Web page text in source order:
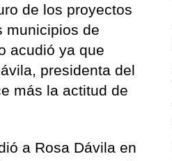
de los proyectos
municipios de
acudió ya que
presidenta del
más la actitud de
a Rosa Dávila en